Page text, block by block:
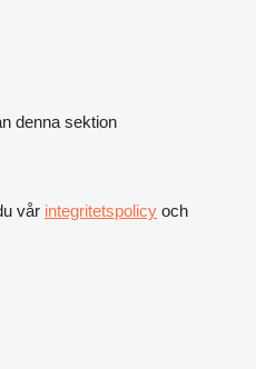
denna sektion
vår integritetspolicy och